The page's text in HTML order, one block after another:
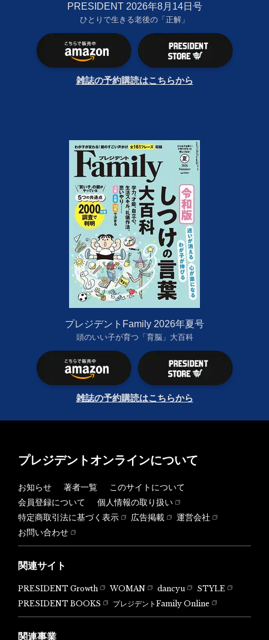
PRESIDENT 2026年8月14日号
ひとりで生きる老後の「正解」
雑誌の予約購読はこちらから
プレジデントFamily 2026年夏号
頭のいい子が育つ「育脳」大百科
雑誌の予約購読はこちらから
プレジデントオンラインについて
お知らせ 著者一覧
このサイトについて
会員登録について
個人情報の取り扱い
特定商取引法に基づく表示
広告掲載
運営会社
お問い合わせ
関連サイト
PRESIDENT Growth WOMAN dancyu
STYLE
PRESIDENT BOOKS
プレジデントFamily Online
関連事業